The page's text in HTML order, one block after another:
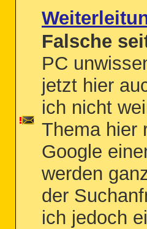
Falsche
PC
jetzt hier
ich nicht
Thema hier
Google
werden
der
ich jedoch